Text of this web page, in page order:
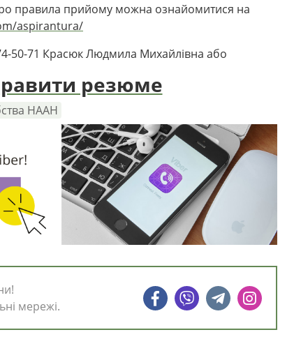
правила прийому можна ознайомитися на
aspirantura/
50-71 Красюк Людмила Михайлівна або
резюме
НААН
мережі.